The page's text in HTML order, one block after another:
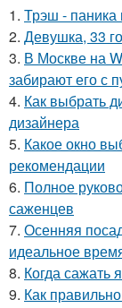
1. Трэш - паника
2. Девушка, 33
3. В Москве на
забирают его с
4. Как выбрать
дизайнера
5. Какое окно
рекомендации
6. Полное
саженцев
7. Осенняя
идеальное
8. Когда сажать
9. Как